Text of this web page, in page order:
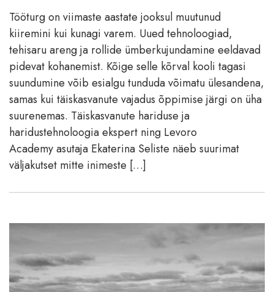
Tööturg on viimaste aastate jooksul muutunud
kiiremini kui kunagi varem. Uued tehnoloogiad,
tehisaru areng ja rollide ümberkujundamine eeldavad
pidevat kohanemist. Kõige selle kõrval kooli tagasi
suundumine võib esialgu tunduda võimatu ülesandena,
samas kui täiskasvanute vajadus õppimise järgi on üha
suurenemas. Täiskasvanute hariduse ja
haridustehnoloogia ekspert ning Levoro
Academy asutaja Ekaterina Seliste näeb suurimat
väljakutset mitte inimeste […]